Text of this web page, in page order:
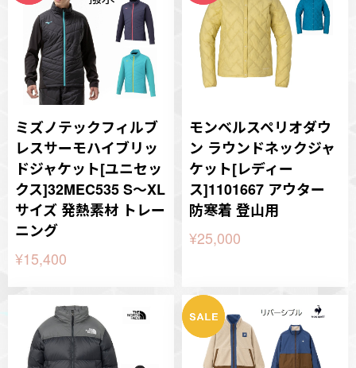
ミズノテックフィルブ
レスサーモハイブリッ
ドジャケット[ユニセッ
クス]32MEC535 S～XL
サイズ 発熱素材 トレー
ニング
¥15,400
モンベルスペリオダウ
ン ラウンドネックジャ
ケット[レディー
ス]1101667 アウター
防寒着 登山用
¥25,000